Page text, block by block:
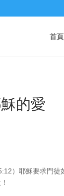
首頁
的愛
）耶穌要求門徒